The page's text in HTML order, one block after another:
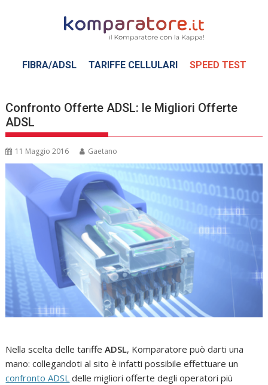
FIBRA/ADSL TARIFFE CELLULARI SPEED TEST
Confronto Offerte ADSL: le Migliori Offerte
ADSL
11 Maggio 2016 Gaetano
Nella scelta delle tariffeADSL, Komparatore può darti una
mano: collegandoti al sito è infatti possibile effettuare un
confronto ADSL delle migliori offerte degli operatori più